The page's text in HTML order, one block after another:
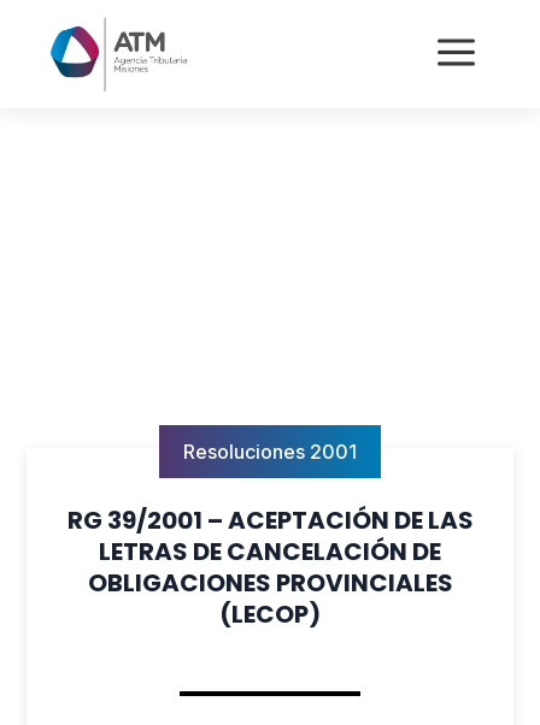
a
Resoluciones 2001
RG 39/2001 – ACEPTACIÓN DE LAS
LETRAS DE CANCELACIÓN DE
OBLIGACIONES PROVINCIALES
(LECOP)